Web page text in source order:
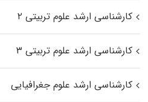
کارشناسی ارشد علوم تربیتی ۲
کارشناسی ارشد علوم تربیتی ۳
کارشناسی ارشد علوم جغرافیایی